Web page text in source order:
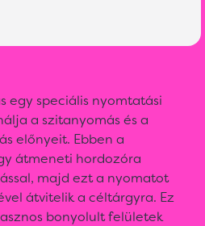
egy speciális nyomtatási
a szitanyomás és a
előnyeit. Ebben a
átmeneti hordozóra
majd ezt a nyomatot
átvitelik a céltárgyra. Ez
bonyolult felületek